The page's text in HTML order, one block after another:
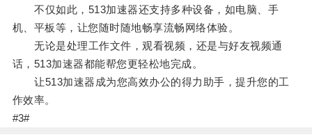
不仅如此，513加速器还支持多种设备，如电脑、手
机、平板等，让您随时随地畅享流畅网络体验。
无论是处理工作文件，观看视频，还是与好友视频通
话，513加速器都能帮您更轻松地完成。
让513加速器成为您高效办公的得力助手，提升您的工
作效率。
#3#